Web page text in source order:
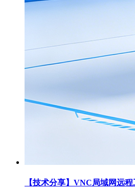
【技术分享】VNC局域网远